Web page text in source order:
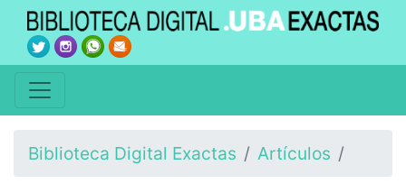
Biblioteca Digital Exactas Artículos